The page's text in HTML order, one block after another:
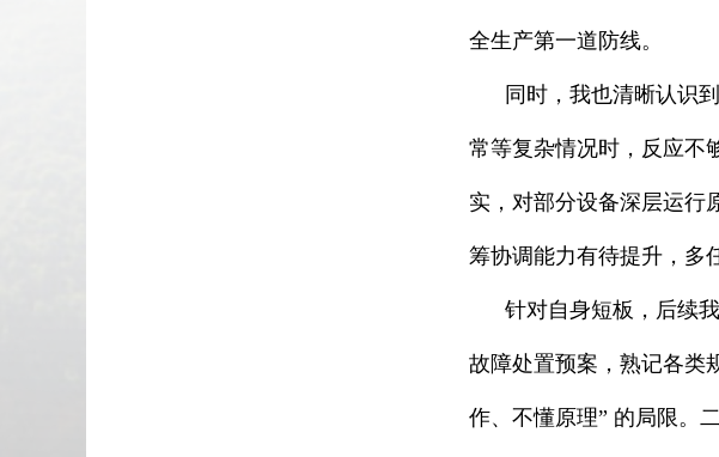
全生产第一道防线。
同时，我也清晰认识到
常等复杂情况时，反应不
实，对部分设备深层运行
筹协调能力有待提升，多
针对自身短板，后续我
故障处置预案，熟记各类
作、不懂原理” 的局限。